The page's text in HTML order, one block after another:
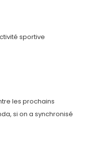
sportive
les prochains
si on a synchronisé